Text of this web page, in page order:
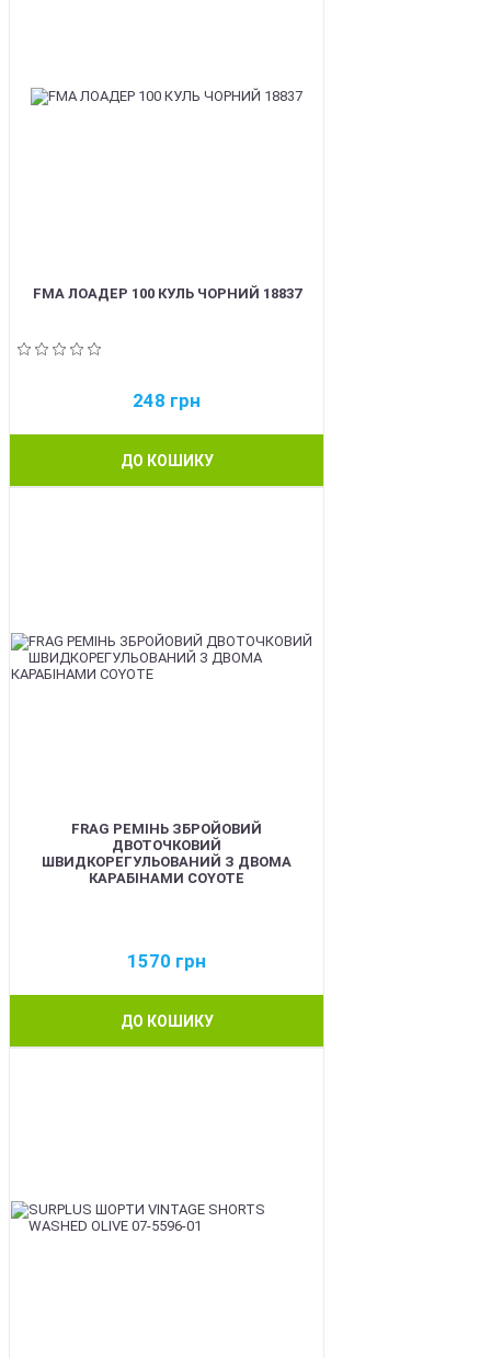
FMA ЛОАДЕР 100 КУЛЬ ЧОРНИЙ 18837
248 грн
ДО КОШИКУ
FRAG РЕМІНЬ ЗБРОЙОВИЙ
ДВОТОЧКОВИЙ
ШВИДКОРЕГУЛЬОВАНИЙ З ДВОМА
КАРАБІНАМИ COYOTE
1570 грн
ДО КОШИКУ